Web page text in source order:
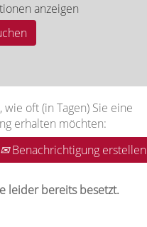
anzeigen
wie oft (in Tagen) Sie eine
erhalten möchten:
Benachrichtigung erstellen
leider bereits besetzt.